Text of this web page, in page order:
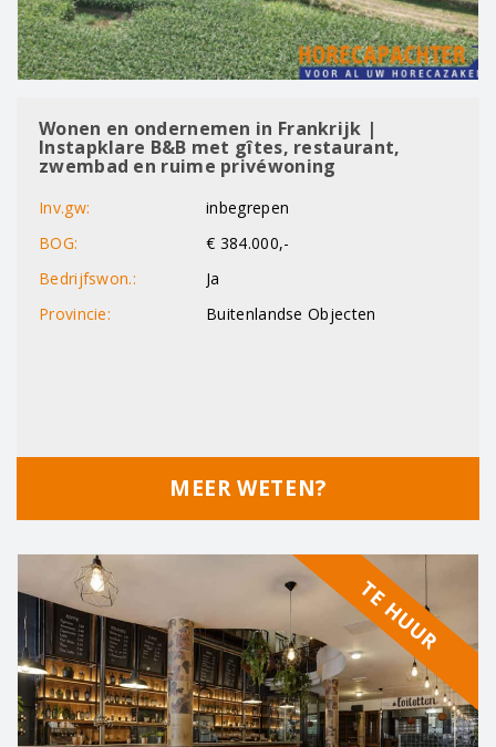
Wonen en ondernemen in Frankrijk |
Instapklare B&B met gîtes, restaurant,
zwembad en ruime privéwoning
Inv.gw:
inbegrepen
BOG:
€ 384.000,-
Bedrijfswon.:
Ja
Provincie:
Buitenlandse Objecten
MEER WETEN?
TE HUUR